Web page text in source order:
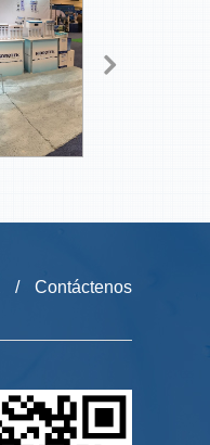
/ Contáctenos